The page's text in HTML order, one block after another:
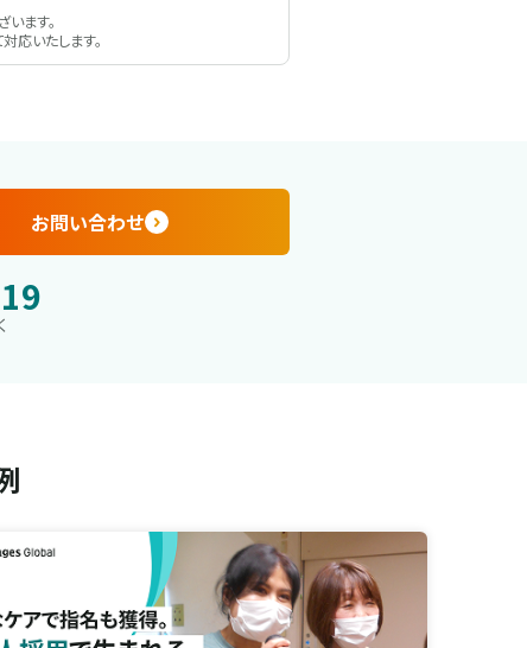
ます。
応いたします。
お問い合わせ